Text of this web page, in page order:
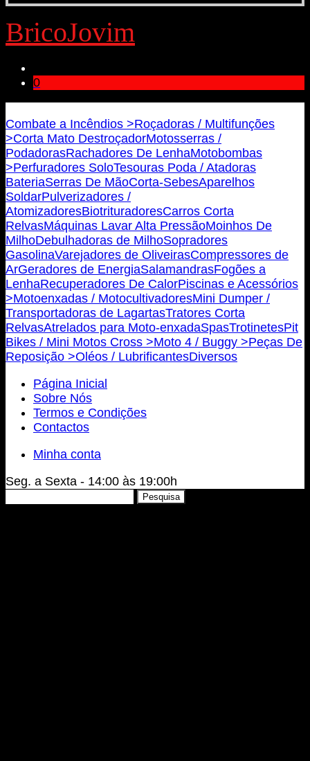
BricoJovim
0
Combate a Incêndios >Roçadoras / Multifunções
>Corta Mato DestroçadorMotosserras /
PodadorasRachadores De LenhaMotobombas
>Perfuradores SoloTesouras Poda / Atadoras
BateriaSerras De MãoCorta-SebesAparelhos
SoldarPulverizadores /
AtomizadoresBiotrituradoresCarros Corta
RelvasMáquinas Lavar Alta PressãoMoinhos De
MilhoDebulhadoras de MilhoSopradores
GasolinaVarejadores de OliveirasCompressores de
ArGeradores de EnergiaSalamandrasFogões a
LenhaRecuperadores De CalorPiscinas e Acessórios
>Motoenxadas / MotocultivadoresMini Dumper /
Transportadoras de LagartasTratores Corta
RelvasAtrelados para Moto-enxadaSpasTrotinetesPit
Bikes / Mini Motos Cross >Moto 4 / Buggy >Peças De
Reposição >Oléos / LubrificantesDiversos
Página Inicial
Sobre Nós
Termos e Condições
Contactos
Minha conta
Seg. a Sexta - 14:00 às 19:00h
Pesquisa